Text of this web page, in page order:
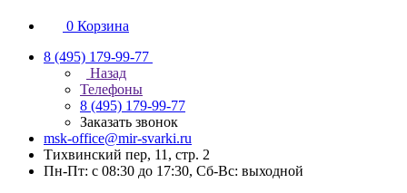
0 Корзина
8 (495) 179-99-77
Назад
Телефоны
8 (495) 179-99-77
Заказать звонок
msk-office@mir-svarki.ru
Тихвинский пер, 11, стр. 2
Пн-Пт: с 08:30 до 17:30, Сб-Вс: выходной